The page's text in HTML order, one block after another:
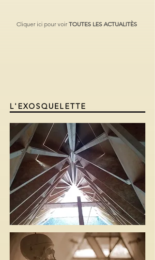
Cliquer ici pour voir TOUTES LES ACTUALITÈS
L'EXOSQUELETTE